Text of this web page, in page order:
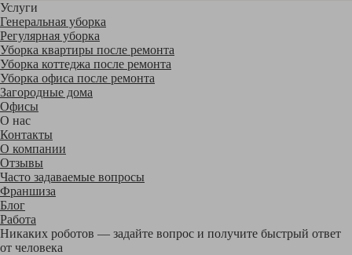
Услуги
Генеральная уборка
Регулярная уборка
Уборка квартиры после ремонта
Уборка коттеджа после ремонта
Уборка офиса после ремонта
Загородные дома
Офисы
О нас
Контакты
О компании
Отзывы
Часто задаваемые вопросы
Франшиза
Блог
Работа
Никаких роботов — задайте вопрос и получите быстрый ответ
от человека